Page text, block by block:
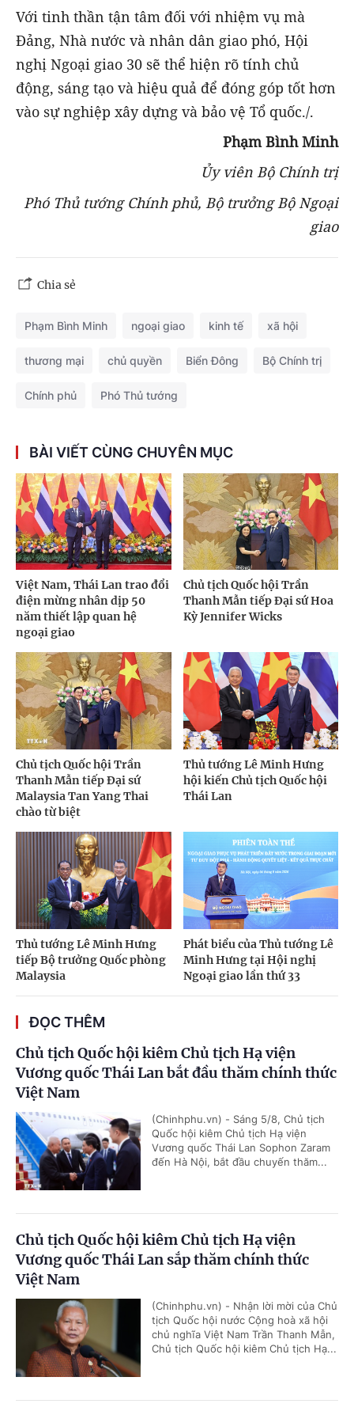
Với tinh thần tận tâm đối với nhiệm vụ mà
Đảng, Nhà nước và nhân dân giao phó, Hội
nghị Ngoại giao 30 sẽ thể hiện rõ tính chủ
động, sáng tạo và hiệu quả để đóng góp tốt hơn
vào sự nghiệp xây dựng và bảo vệ Tổ quốc./.
Phạm Bình Minh
Ủy viên Bộ Chính trị
Phó Thủ tướng Chính phủ, Bộ trưởng Bộ Ngoại
giao
Chia sẻ
Phạm Bình Minh ngoại giao kinh tế xã hội
thương mại chủ quyền Biển Đông Bộ Chính trị
Chính phủ Phó Thủ tướng
BÀI VIẾT CÙNG CHUYÊN MỤC
Việt Nam, Thái Lan trao đổi
điện mừng nhân dịp 50
năm thiết lập quan hệ
ngoại giao
Chủ tịch Quốc hội Trần
Thanh Mẫn tiếp Đại sứ Hoa
Kỳ Jennifer Wicks
Chủ tịch Quốc hội Trần
Thanh Mẫn tiếp Đại sứ
Malaysia Tan Yang Thai
chào từ biệt
Thủ tướng Lê Minh Hưng
hội kiến Chủ tịch Quốc hội
Thái Lan
Thủ tướng Lê Minh Hưng
tiếp Bộ trưởng Quốc phòng
Malaysia
Phát biểu của Thủ tướng Lê
Minh Hưng tại Hội nghị
Ngoại giao lần thứ 33
ĐỌC THÊM
Chủ tịch Quốc hội kiêm Chủ tịch Hạ viện
Vương quốc Thái Lan bắt đầu thăm chính thức
Việt Nam
(Chinhphu.vn) - Sáng 5/8, Chủ tịch
Quốc hội kiêm Chủ tịch Hạ viện
Vương quốc Thái Lan Sophon Zaram
đến Hà Nội, bắt đầu chuyến thăm...
Chủ tịch Quốc hội kiêm Chủ tịch Hạ viện
Vương quốc Thái Lan sắp thăm chính thức
Việt Nam
(Chinhphu.vn) - Nhận lời mời của Chủ
tịch Quốc hội nước Cộng hoà xã hội
chủ nghĩa Việt Nam Trần Thanh Mẫn,
Chủ tịch Quốc hội kiêm Chủ tịch Hạ...